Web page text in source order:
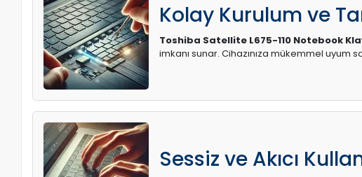
Kolay Kurulum ve
Toshiba Satellite L675-110 Notebook
imkanı sunar. Cihazınıza mükemmel
Sessiz ve Akıcı